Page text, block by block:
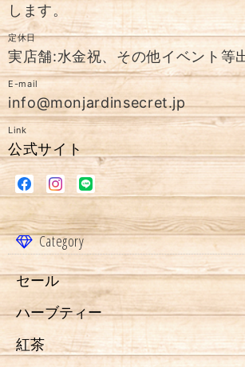
します。
定休日
実店舗:水金祝、その他イベント等
E-mail
info@monjardinsecret.jp
Link
公式サイト
Category
セール
ハーブティー
紅茶